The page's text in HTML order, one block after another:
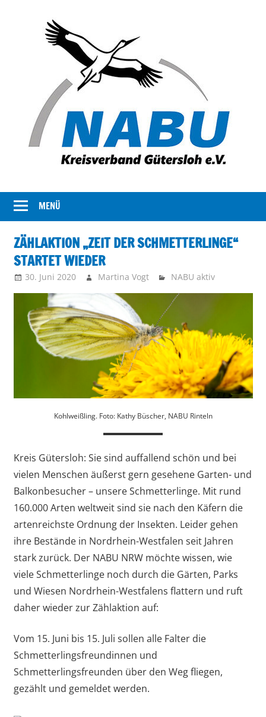
NABU
Gütersloh
Kreisverband
NABU
stellt
sich
vor
MENÜ
ZÄHLAKTION „ZEIT DER SCHMETTERLINGE“
STARTET WIEDER
30. Juni 2020 Martina Vogt NABU aktiv
Kohlweißling. Foto: Kathy Büscher, NABU Rinteln
Kreis Gütersloh: Sie sind auffallend schön und bei
vielen Menschen äußerst gern gesehene Garten- und
Balkonbesucher – unsere Schmetterlinge. Mit rund
160.000 Arten weltweit sind sie nach den Käfern die
artenreichste Ordnung der Insekten. Leider gehen
ihre Bestände in Nordrhein-Westfalen seit Jahren
stark zurück. Der NABU NRW möchte wissen, wie
viele Schmetterlinge noch durch die Gärten, Parks
und Wiesen Nordrhein-Westfalens flattern und ruft
daher wieder zur Zählaktion auf:
Vom 15. Juni bis 15. Juli sollen alle Falter die
Schmetterlingsfreundinnen und
Schmetterlingsfreunden über den Weg fliegen,
gezählt und gemeldet werden.